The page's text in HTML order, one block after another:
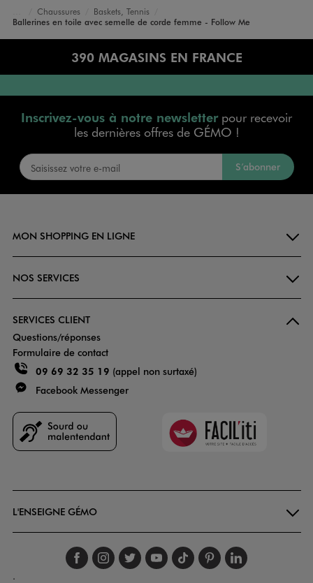
Accueil
Femme
Chaussures
Baskets, Tennis
Ballerines en toile avec semelle de corde femme - Follow Me
390 MAGASINS EN FRANCE
Inscrivez-vous à notre newsletterpour recevoir
les dernières offres de GÉMO !
S’abonner
MON SHOPPING EN LIGNE
NOS SERVICES
SERVICES CLIENT
Questions/réponses
Formulaire de contact
09 69 32 35 19 (appel non surtaxé)
Facebook Messenger
Faciliti
L'ENSEIGNE GÉMO
Suivez-nous sur
Suivez-nous sur
Suivez-nous sur
Suivez-nous
Suivez-nous
Suivez-
.